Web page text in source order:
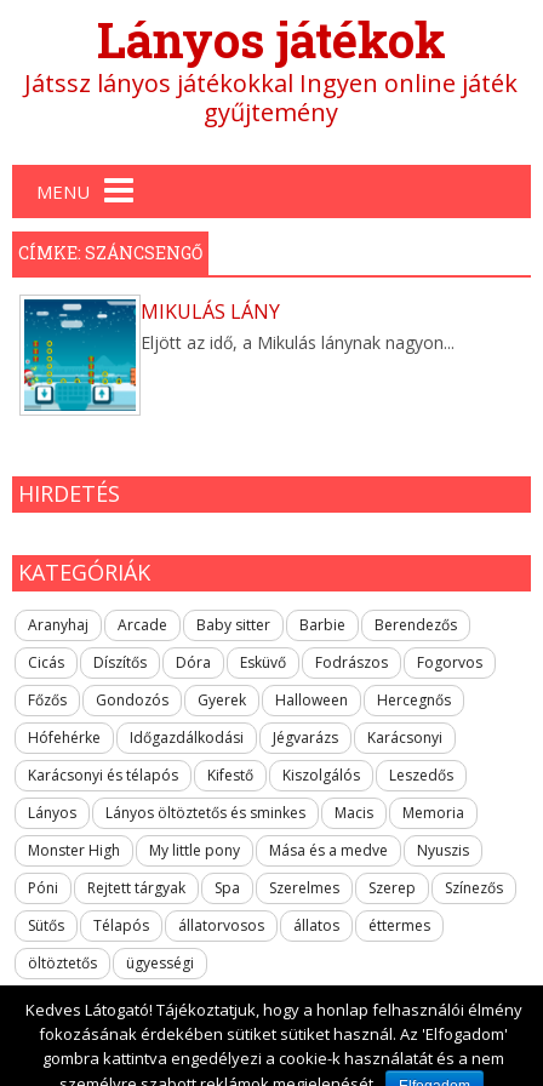
Lányos játékok
Játssz lányos játékokkal Ingyen online játék
gyűjtemény
Main menu
MENU
CÍMKE: SZÁNCSENGŐ
MIKULÁS LÁNY
Eljött az idő, a Mikulás lánynak nagyon...
HIRDETÉS
KATEGÓRIÁK
Aranyhaj Arcade Baby sitter Barbie
Berendezős
Cicás
Díszítős Dóra Esküvő Fodrászos
Fogorvos
Főzős
Gondozós Gyerek Halloween
Hercegnős
Hófehérke
Időgazdálkodási Jégvarázs
Karácsonyi
Karácsonyi és télapós
Kifestő Kiszolgálós
Leszedős
Lányos
Lányos öltöztetős és sminkes Macis
Memoria
Monster High
My little pony Mása és a medve
Nyuszis
Póni
Rejtett tárgyak Spa Szerelmes Szerep
Színezős
Sütős
Télapós állatorvosos állatos
éttermes
öltöztetős
ügyességi
2017 All rights reserved. lanyosjatekok.gyerekfilmek.hu
Kedves Látogató! Tájékoztatjuk, hogy a honlap felhasználói élmény
fokozásának érdekében sütiket sütiket használ. Az 'Elfogadom'
gombra kattintva engedélyezi a cookie-k használatát és a nem